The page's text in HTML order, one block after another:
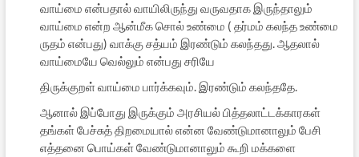
வாய்மை என்பதால் வாயிலிருந்து வருவதாக இருந்தாலும்
வாய்மை என்ற ஆன்மீக சொல் உண்மை ( தர்மம் கலந்த உண்மை
ருதம் என்பது) வாக்கு சத்யம் இரண்டும் கலந்தது. ஆதலால்
வாய்மையே வெல்லும் என்பது சரியே
திருக்குறள் வாய்மை பார்க்கவும். இரண்டும் கலந்ததே.
ஆனால் இப்போது இருக்கும் அரசியல் பித்தலாட்டக்காரகள்
தங்கள் பேச்சுத் திறமையால் என்ன வேண்டுமானாலும் பேசி
எத்தனை பொய்கள் வேண்டுமானாலும் கூறி மக்களை